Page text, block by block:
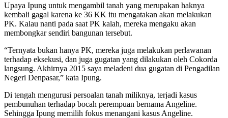
Upaya Ipung untuk mengambil tanah yang merupakan haknya
kembali gagal karena ke 36 KK itu mengatakan akan melakukan
PK. Kalau nanti pada saat PK kalah, mereka mengaku akan
membongkar sendiri bangunan tersebut.
“Ternyata bukan hanya PK, mereka juga melakukan perlawanan
terhadap eksekusi, dan juga gugatan yang dilakukan oleh Cokorda
langsung. Akhirnya 2015 saya meladeni dua gugatan di Pengadilan
Negeri Denpasar,” kata Ipung.
Di tengah mengurusi persoalan tanah miliknya, terjadi kasus
pembunuhan terhadap bocah perempuan bernama Angeline.
Sehingga Ipung memilih fokus menangani kasus Angeline.